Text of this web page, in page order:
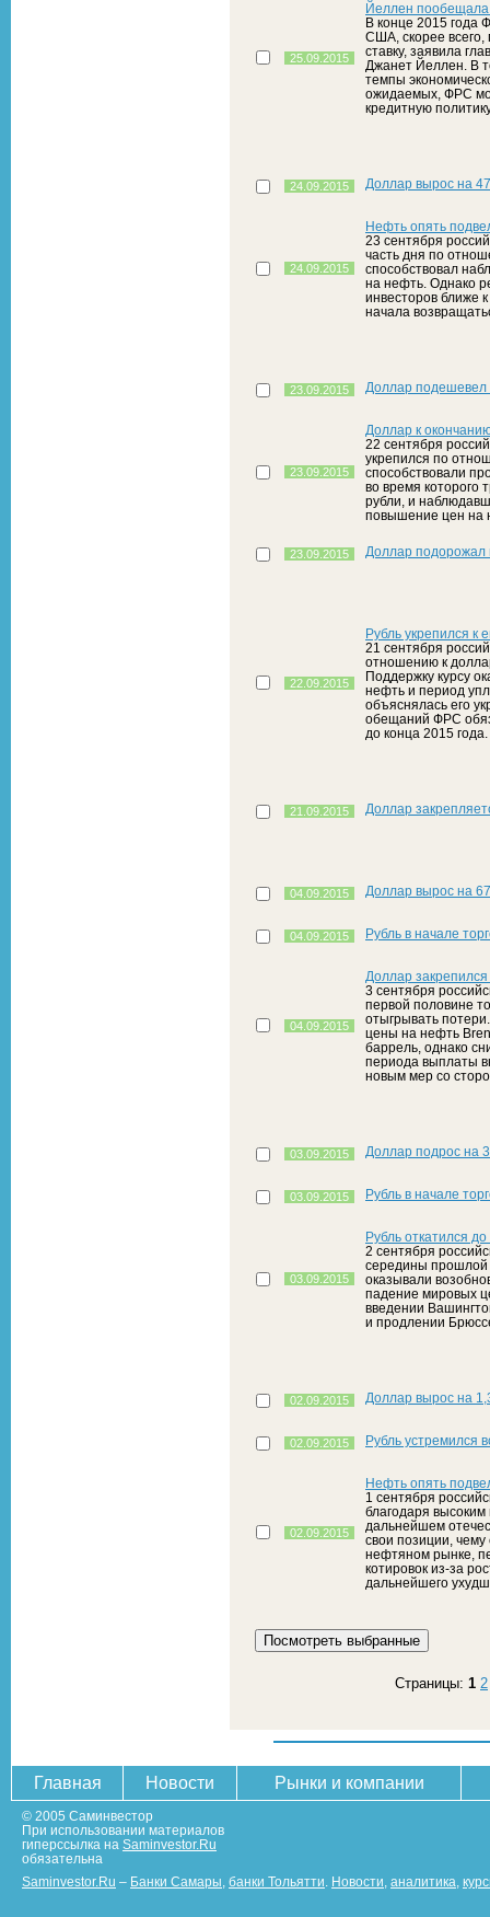
25.09.2015
Йеллен пообещала
В конце 2015 года
США, скорее всего,
ставку, заявила
Джанет Йеллен. В
темпы
ожидаемых, ФРС
кредитную
24.09.2015 Доллар вырос на
24.09.2015
Нефть опять
23 сентября
часть дня по
способствовал
на нефть. Однако
инвесторов ближе
начала
23.09.2015 Доллар подешевел
23.09.2015
Доллар к
22 сентября
укрепился по
способствовали
во время которого
рубли, и
повышение цен на
23.09.2015 Доллар подорожал
22.09.2015
Рубль укрепился к
21 сентября
отношению к
Поддержку курсу
нефть и период
объяснялась его
обещаний ФРС
до конца 2015 года.
21.09.2015 Доллар
04.09.2015 Доллар вырос на
04.09.2015 Рубль в начале
04.09.2015
Доллар
3 сентября
первой половине
отыгрывать
цены на нефть
баррель, однако
периода выплаты
новым мер со
03.09.2015 Доллар подрос на
03.09.2015 Рубль в начале
03.09.2015
Рубль откатился
2 сентября
середины прошлой
оказывали
падение мировых
введении
и продлении
02.09.2015 Доллар вырос на
02.09.2015 Рубль устремился
02.09.2015
Нефть опять
1 сентября
благодаря
дальнейшем
свои позиции, чему
нефтяном рынке,
котировок из-за
дальнейшего
Страницы: 1 2
Главная Новости Рынки и компании
© 2005 Саминвестор
При использовании материалов
гиперссылка на Saminvestor.Ru
обязательна
Saminvestor.Ru – Банки Самары банки Тольятти Новости аналитика